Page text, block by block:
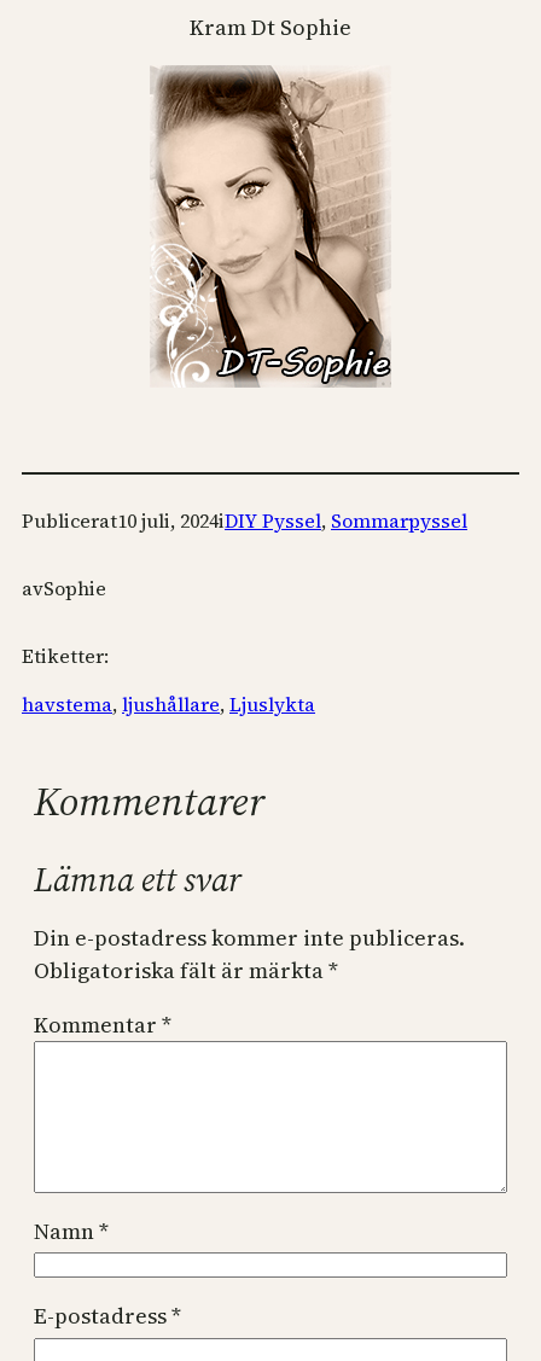
Kram Dt Sophie
Publicerat10 juli, 2024iDIY Pyssel, Sommarpyssel
avSophie
Etiketter:
havstema, ljushållare, Ljuslykta
Kommentarer
Lämna ett svar
Din e-postadress kommer inte publiceras.
Obligatoriska fält är märkta*
Kommentar *
Namn*
E-postadress*